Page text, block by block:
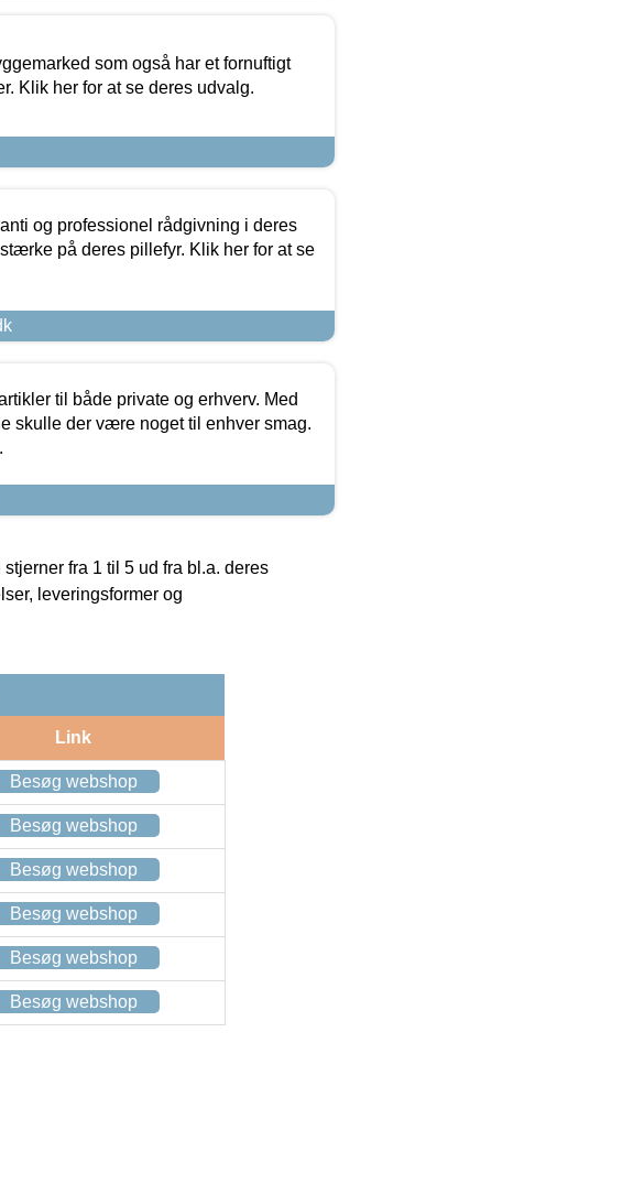
som også har et fornuftigt
Klik her for at se deres udvalg.
og professionel rådgivning i deres
på deres pillefyr. Klik her for at se
til både private og erhverv. Med
skulle der være noget til enhver smag.
fra 1 til 5 ud fra bl.a. deres
leveringsformer og
Link
Besøg webshop
Besøg webshop
Besøg webshop
Besøg webshop
Besøg webshop
Besøg webshop